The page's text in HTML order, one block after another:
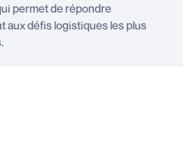
permet de répondre
aux défis logistiques les plus